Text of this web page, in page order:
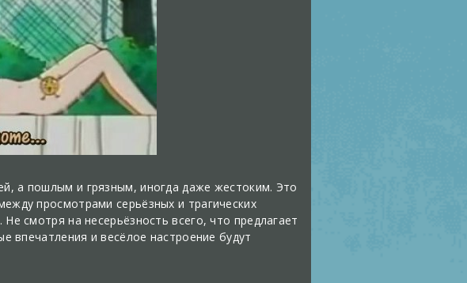
а пошлым и грязным, иногда даже жестоким. Это
просмотрами серьёзных и трагических
смотря на несерьёзность всего, что предлагает
впечатления и весёлое настроение будут